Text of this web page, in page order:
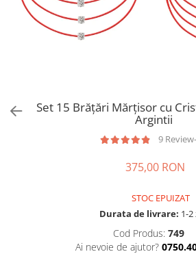
Coliere Transparente cu Cruce
Coliere Transparente cu Stea
Coliere Transparente cu Soare
Coliere Transparente cu Initiale
Coliere Transparente cu Flori
Coliere Transparente cu Molecule
Coliere Transparente Diverse
Brățări din Argint cu pietre
semiprețioase
Brățări elastice cu pietre
Set 15 Brățări Mărțisor cu
Argintii
9
375,00 RON
STOC EPUIZAT
Durata de livrare: 1-2
Cod Produs: 749
Ai nevoie de ajutor?